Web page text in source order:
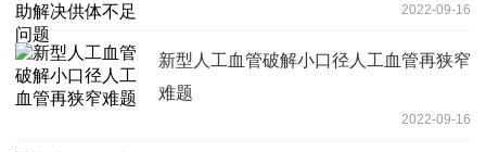
2022-09-16
新型人工血管破解小口径人工血管再狭窄
难题
2022-09-16